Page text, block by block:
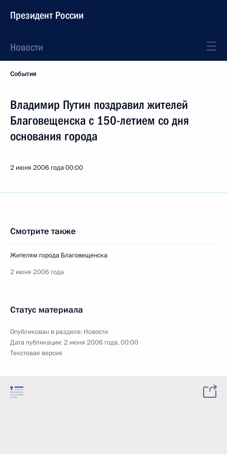
Президент России
Новости
События
Владимир Путин поздравил жителей
Благовещенска с 150-летием со дня
основания города
2 июня 2006 года00:00
Смотрите также
Жителям города Благовещенска
2 июня 2006 года
Статус материала
Опубликован в разделе: Новости
Дата публикации:2 июня 2006 года, 00:00
Текстовая версия